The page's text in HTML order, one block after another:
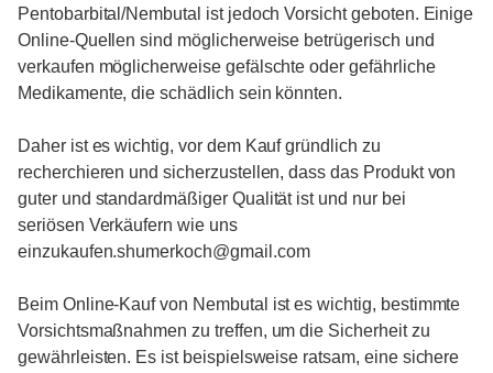
Pentobarbital/Nembutal ist jedoch Vorsicht geboten. Einige
Online-Quellen sind möglicherweise betrügerisch und
verkaufen möglicherweise gefälschte oder gefährliche
Medikamente, die schädlich sein könnten.
Daher ist es wichtig, vor dem Kauf gründlich zu
recherchieren und sicherzustellen, dass das Produkt von
guter und standardmäßiger Qualität ist und nur bei
seriösen Verkäufern wie uns
einzukaufen.shumerkoch@gmail.com
Beim Online-Kauf von Nembutal ist es wichtig, bestimmte
Vorsichtsmaßnahmen zu treffen, um die Sicherheit zu
gewährleisten. Es ist beispielsweise ratsam, eine sichere